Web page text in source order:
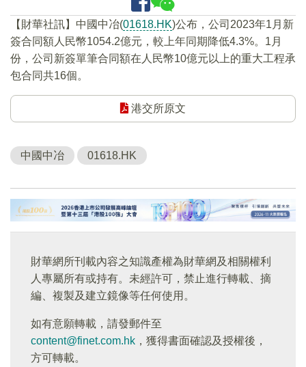
【財華社訊】中國中冶(01618.HK)公布，公司2023年1月新
簽合同額人民幣1054.2億元，較上年同期降低4.3%。1月
份，公司新簽單筆合同額在人民幣10億元以上的重大工程承
包合同共16個。
港交所原文
中國中冶 01618.HK
財華網所刊載內容之知識產權為財華網及相關權利
人專屬所有或持有。未經許可，禁止進行轉載、摘
編、複製及建立鏡像等任何使用。
如有意願轉載，請發郵件至
content@finet.com.hk ，獲得書面確認及授權後，
方可轉載。